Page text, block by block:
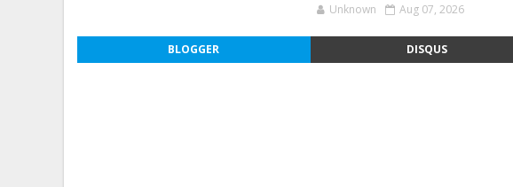
Unknown Aug 07, 2026
BLOGGER DISQUS